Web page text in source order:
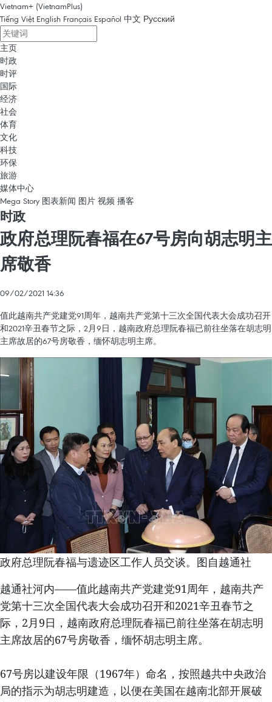
Vietnam+ (VietnamPlus)
Tiếng Việt English Français Español 中文 Русский
主页
时政
时评
国际
经济
社会
体育
文化
科技
环保
旅游
媒体中心
Mega Story 图表新闻 图片 视频 播客
时政
政府总理阮春福在67号房向胡志明主
席敬香
09/02/2021 14:36
值此越南共产党建党91周年，越南共产党第十三次全国代表大会成功召开
和2021辛丑春节之际，2月9日，越南政府总理阮春福已前往坐落在胡志明
主席故居的67号房敬香，缅怀胡志明主席。
政府总理阮春福与遗迹区工作人员交谈。图自越通社
越通社河内——值此越南共产党建党91周年，越南共产
党第十三次全国代表大会成功召开和2021辛丑春节之
际，2月9日，越南政府总理阮春福已前往坐落在胡志明
主席故居的67号房敬香，缅怀胡志明主席。
67号房以建设年限（1967年）命名，按照越共中央政治
局的指示为胡志明建造，以便在美国在越南北部开展破